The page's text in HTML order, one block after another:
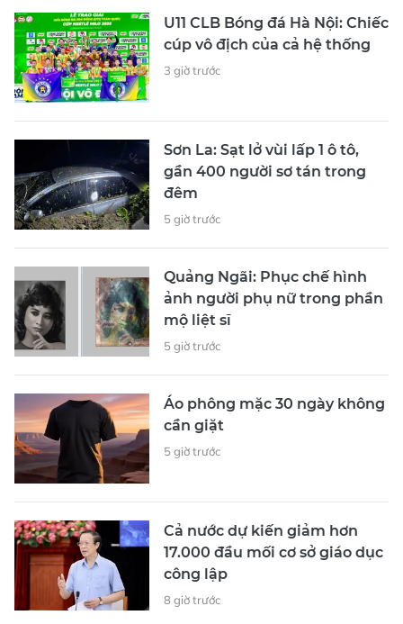
U11 CLB Bóng đá Hà Nội: Chiếc
cúp vô địch của cả hệ thống
3 giờ trước
Sơn La: Sạt lở vùi lấp 1 ô tô,
gần 400 người sơ tán trong
đêm
5 giờ trước
Quảng Ngãi: Phục chế hình
ảnh người phụ nữ trong phần
mộ liệt sĩ
5 giờ trước
Áo phông mặc 30 ngày không
cần giặt
5 giờ trước
Cả nước dự kiến giảm hơn
17.000 đầu mối cơ sở giáo dục
công lập
8 giờ trước